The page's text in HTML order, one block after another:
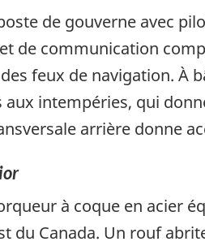
de gouverne avec
de communication
feux de navigation. À
intempéries, qui
arrière donne
à coque en acier
du Canada. Un rouf